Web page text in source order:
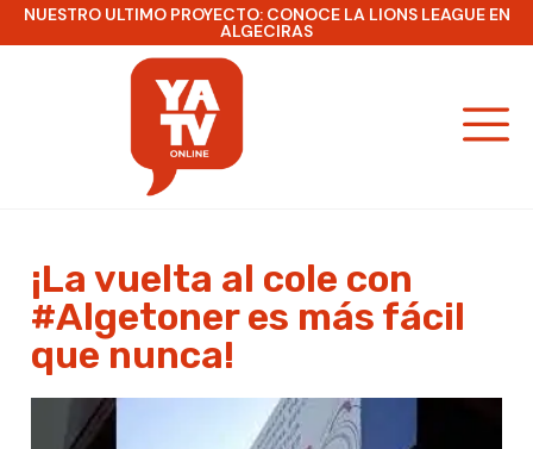
NUESTRO ULTIMO PROYECTO: CONOCE LA LIONS LEAGUE EN
ALGECIRAS
¡La vuelta al cole con
#Algetoner es más fácil
que nunca!